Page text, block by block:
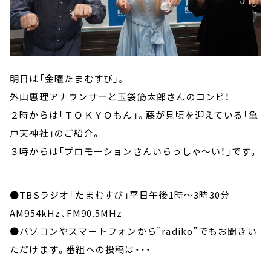
明日は「金曜たまむすび」。
外山惠理アナウンサーと玉袋筋太郎さんのコンビ！
２時からは「ＴＯＫＹＯもん」。藤が見頃を迎えている「亀
戸天神社」のご紹介。
３時からは「プロモーションさんいらっしゃ～い！」です。
●TBSラジオ「たまむすび」平日午後1時～3時30分
AM954kHz、FM90.5MHz
●パソコンやスマートフォンから”radiko”でもお聞きい
ただけます。番組への投稿は・・・